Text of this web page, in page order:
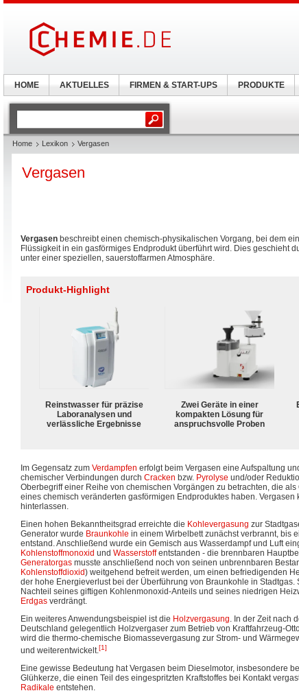
Home Lexikon Vergasen
Vergasen
Vergasen beschreibt einen chemisch-physikalischen Vorgang, bei dem
Flüssigkeit in ein gasförmiges Endprodukt überführt wird. Dies geschieht
unter einer speziellen, sauerstoffarmen Atmosphäre.
Produkt-Highlight
Reinstwasser für präzise
Laboranalysen und
verlässliche Ergebnisse
Zwei Geräte in einer
kompakten Lösung für
anspruchsvolle Proben
Im Gegensatz zum Verdampfen erfolgt beim Vergasen eine Aufspaltung
chemischer Verbindungen durch Cracken bzw. Pyrolyse und/oder
Oberbegriff einer Reihe von chemischen Vorgängen zu betrachten, die
eines chemisch veränderten gasförmigen Endproduktes haben. Vergasen
hinterlassen.
Einen hohen Bekanntheitsgrad erreichte die Kohlevergasung zur
Generator wurde Braunkohle in einem Wirbelbett zunächst verbrannt, bis
entstand. Anschließend wurde ein Gemisch aus Wasserdampf und Luft
Kohlenstoffmonoxid und Wasserstoffentstanden - die brennbaren
Generatorgas musste anschließend noch von seinen unbrennbaren
Kohlenstoffdioxid) weitgehend befreit werden, um einen befriedigenden
der hohe Energieverlust bei der Überführung von Braunkohle in Stadtgas.
Nachteil seines giftigen Kohlenmonoxid-Anteils und seines niedrigen
Erdgas verdrängt.
Ein weiteres Anwendungsbeispiel ist die Holzvergasung. In der Zeit nach
Deutschland gelegentlich Holzvergaser zum Betrieb von Kraftfahrzeug-
wird die thermo-chemische Biomassevergasung zur Strom- und
und weiterentwickelt.[1]
Eine gewisse Bedeutung hat Vergasen beim Dieselmotor, insbesondere
Glühkerze, die einen Teil des eingespritzten Kraftstoffes bei Kontakt
Radikale entstehen.
HOME AKTUELLES FIRMEN & START-UPS PRODUKTE